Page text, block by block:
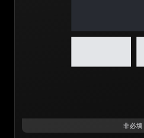
非必填